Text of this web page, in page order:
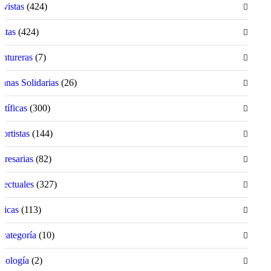
(424)
(424)
(7)
Solidarias (26)
(300)
(144)
(82)
(327)
(113)
(10)
(2)